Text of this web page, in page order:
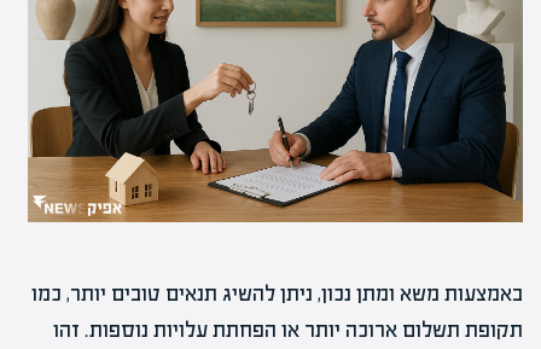
באמצעות משא ומתן נכון, ניתן להשיג תנאים טובים יותר, כמו
תקופת תשלום ארוכה יותר או הפחתת עלויות נוספות. זהו